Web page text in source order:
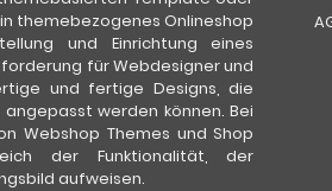
themebezogenes Onlineshop
und Einrichtung eines
für Webdesigner und
und fertige Designs, die
werden können. Bei
Webshop Themes und Shop
der Funktionalität, der
aufweisen.